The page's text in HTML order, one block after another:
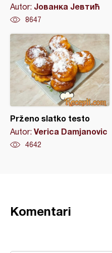
Autor: Јованка Јевтић
8647
Prženo slatko testo
Autor: Verica Damjanovic
4642
Komentari